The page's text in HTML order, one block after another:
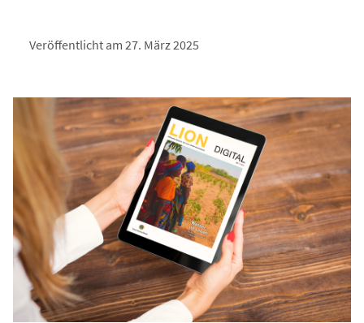
Veröffentlicht am 27. März 2025